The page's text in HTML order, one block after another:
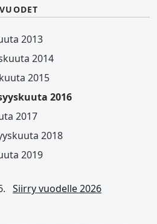
2013
2014
2015
2016
2017
2018
2019
Siirry vuodelle 2026